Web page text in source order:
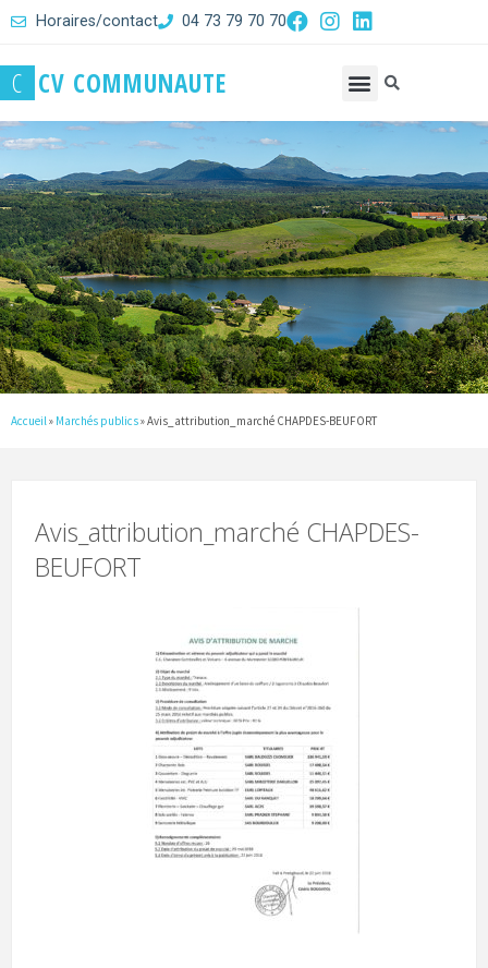
Horaires/contact 04 73 79 70 70
C CV COMMUNAUTE
Accueil » Marchés publics»Avis_attribution_marché CHAPDES-BEUFORT
Avis_attribution_marché CHAPDES-
BEUFORT